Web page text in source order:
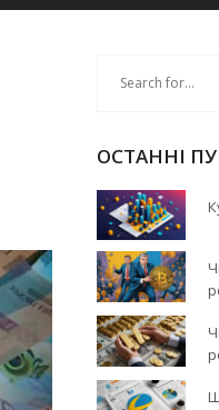
ОСТАННІ